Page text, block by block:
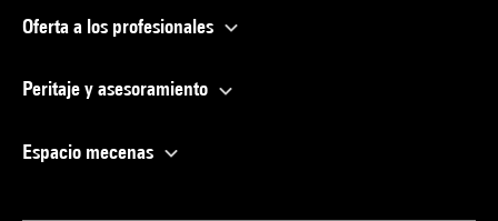
Oferta a los profesionales
Peritaje y asesoramiento
Espacio mecenas